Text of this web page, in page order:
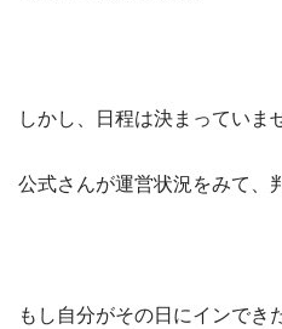
しかし、日程は決まっていま
公式さんが運営状況をみて、
もし自分がその日にインでき